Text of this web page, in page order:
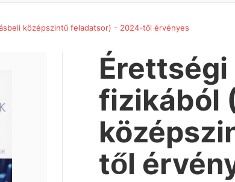
középszintű feladatsor) - 2024-től érvényes
fizikából
től